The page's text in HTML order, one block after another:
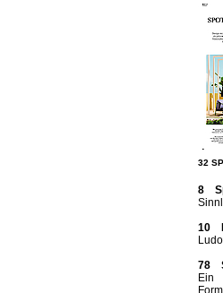
32
8
10
78
Ein